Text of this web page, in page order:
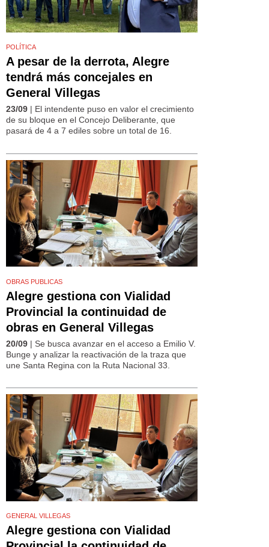
POLÍTICA
A pesar de la derrota, Alegre
tendrá más concejales en
General Villegas
23/09 | El intendente puso en valor el crecimiento
de su bloque en el Concejo Deliberante, que
pasará de 4 a 7 ediles sobre un total de 16.
OBRAS PUBLICAS
Alegre gestiona con Vialidad
Provincial la continuidad de
obras en General Villegas
20/09 | Se busca avanzar en el acceso a Emilio V.
Bunge y analizar la reactivación de la traza que
une Santa Regina con la Ruta Nacional 33.
GENERAL VILLEGAS
Alegre gestiona con Vialidad